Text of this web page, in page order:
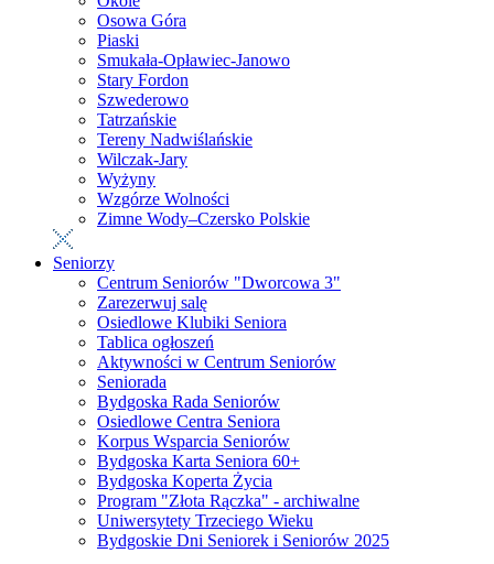
Osowa Góra
Piaski
Smukała-Opławiec-Janowo
Stary Fordon
Szwederowo
Tatrzańskie
Tereny Nadwiślańskie
Wilczak-Jary
Wyżyny
Wzgórze Wolności
Zimne Wody–Czersko Polskie
Seniorzy
Centrum Seniorów "Dworcowa 3"
Zarezerwuj salę
Osiedlowe Klubiki Seniora
Tablica ogłoszeń
Aktywności w Centrum Seniorów
Seniorada
Bydgoska Rada Seniorów
Osiedlowe Centra Seniora
Korpus Wsparcia Seniorów
Bydgoska Karta Seniora 60+
Bydgoska Koperta Życia
Program "Złota Rączka" - archiwalne
Uniwersytety Trzeciego Wieku
Bydgoskie Dni Seniorek i Seniorów 2025